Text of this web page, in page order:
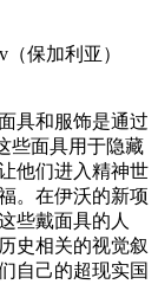
保加利亚）
具和服饰是通过
些面具用于隐藏
他们进入精神世
。在伊沃的新项
些戴面具的人
史相关的视觉叙
自己的超现实国